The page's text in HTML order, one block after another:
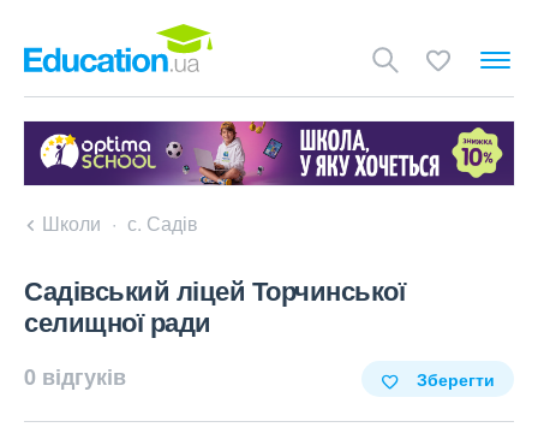
Школи с. Садів
Садівський ліцей Торчинської
селищної ради
0 відгуків Зберегти